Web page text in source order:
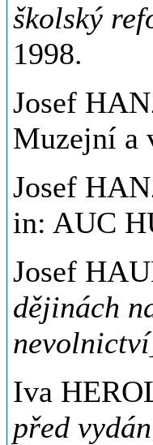
školský
1998.
Josef
Muzejní a
Josef
in: AUC
Josef
dějinách
Iva
před